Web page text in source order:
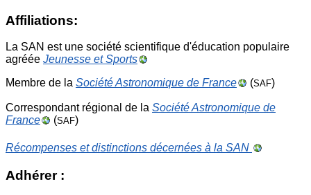
Affiliations:
La SAN est une société scientifique d'éducation populaire
agréée Jeunesse et Sports
Membre de la Société Astronomique de France (SAF)
Correspondant régional de la Société Astronomique de
France
(SAF)
Récompenses et distinctions décernées à la SAN
Adhérer :